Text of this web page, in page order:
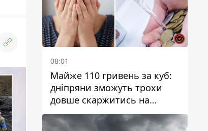
08:01
Майже 110 гривень за куб:
дніпряни зможуть трохи
довше скаржитись на
заплановані тарифи на воду
на 2027 рік